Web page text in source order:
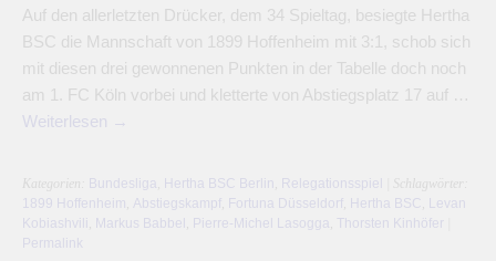
Auf den allerletzten Drücker, dem 34 Spieltag, besiegte Hertha
BSC die Mannschaft von 1899 Hoffenheim mit 3:1, schob sich
mit diesen drei gewonnenen Punkten in der Tabelle doch noch
am 1. FC Köln vorbei und kletterte von Abstiegsplatz 17 auf …
Weiterlesen →
Kategorien: Bundesliga Hertha BSC Berlin Relegationsspiel
| Schlagwörter:
1899 Hoffenheim
Abstiegskampf Fortuna Düsseldorf Hertha BSC
Levan
Kobiashvili
Markus Babbel Pierre-Michel Lasogga Thorsten Kinhöfer
Permalink